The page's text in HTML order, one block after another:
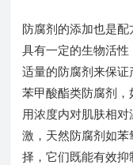
防腐剂的添加也是
具有一定的生物活
适量的防腐剂来保
苯甲酸酯类防腐剂
用浓度内对肌肤相
激，天然防腐剂如
择，它们既能有效